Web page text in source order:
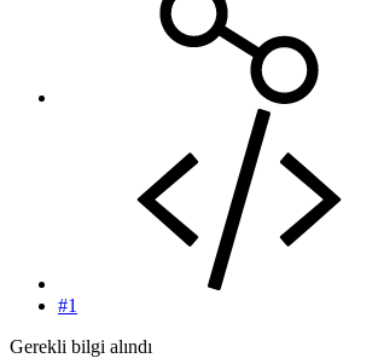
#1
Gerekli bilgi alındı